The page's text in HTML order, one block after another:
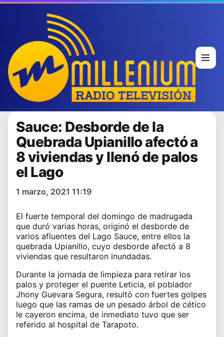
Sauce: Desborde de la
Quebrada Upianillo afectó a
8 viviendas y llenó de palos
el Lago
1 marzo, 2021 11:19
El fuerte temporal del domingo de madrugada
que duró varias horas, originó el desborde de
varios afluentes del Lago Sauce, entre ellos la
quebrada Upianillo, cuyo desborde afectó a 8
viviendas que resultaron inundadas.
Durante la jornada de limpieza para retirar los
palos y proteger el puente Leticia, el poblador
Jhony Guevara Segura, resultó con fuertes golpes
luego que las ramas de un pesado árbol de cético
le cayeron encima, de inmediato tuvo que ser
referido al hospital de Tarapoto.